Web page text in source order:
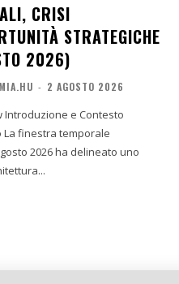
CRISI
STRATEGICHE
2026)
- 2 AGOSTO 2026
2026 ha delineato uno